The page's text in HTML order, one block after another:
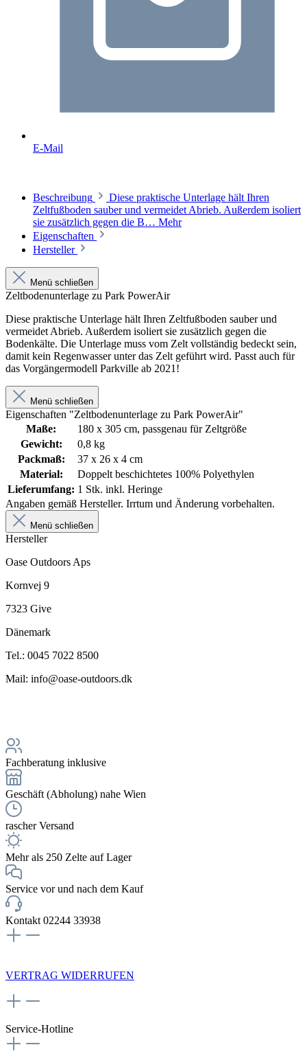
E-Mail
Beschreibung
Diese praktische Unterlage hält Ihren
Zeltfußboden sauber und vermeidet Abrieb. Außerdem isoliert
sie zusätzlich gegen die B… Mehr
Eigenschaften
Hersteller
Menü schließen
Zeltbodenunterlage zu Park PowerAir
Diese praktische Unterlage hält Ihren Zeltfußboden sauber und
vermeidet Abrieb. Außerdem isoliert sie zusätzlich gegen die
Bodenkälte. Die Unterlage muss vom Zelt vollständig bedeckt sein,
damit kein Regenwasser unter das Zelt geführt wird. Passt auch für
das Vorgängermodell Parkville ab 2021!
Menü schließen
Eigenschaften "Zeltbodenunterlage zu Park PowerAir"
Maße:
180 x 305 cm, passgenau für Zeltgröße
Gewicht:
0,8 kg
Packmaß:
37 x 26 x 4 cm
Material:
Doppelt beschichtetes 100% Polyethylen
Lieferumfang: 1 Stk. inkl. Heringe
Angaben gemäß Hersteller. Irrtum und Änderung vorbehalten.
Menü schließen
Hersteller
Oase Outdoors Aps
Kornvej 9
7323 Give
Dänemark
Tel.: 0045 7022 8500
Mail: info@oase-outdoors.dk
Fachberatung inklusive
Geschäft (Abholung) nahe Wien
rascher Versand
Mehr als 250 Zelte auf Lager
Service vor und nach dem Kauf
Kontakt 02244 33938
VERTRAG WIDERRUFEN
Service-Hotline